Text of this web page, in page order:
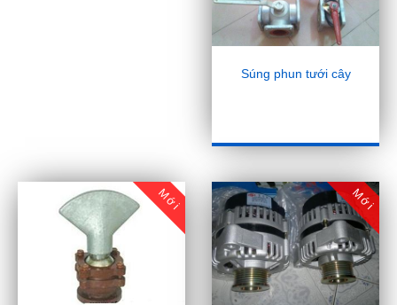
Súng phun tưới cây
Mới Mới